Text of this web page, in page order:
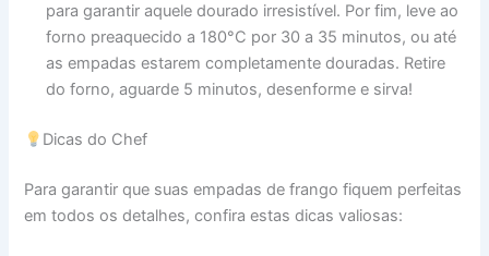
para garantir aquele dourado irresistível. Por fim, leve ao
forno preaquecido a 180°C por 30 a 35 minutos, ou até
as empadas estarem completamente douradas. Retire
do forno, aguarde 5 minutos, desenforme e sirva!
Dicas do Chef
Para garantir que suas empadas de frango fiquem perfeitas
em todos os detalhes, confira estas dicas valiosas: